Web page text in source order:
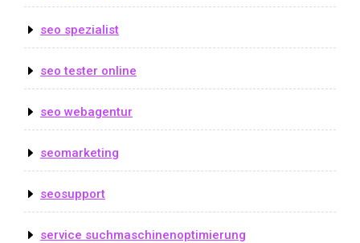
seo spezialist
seo tester online
seo webagentur
seomarketing
seosupport
service suchmaschinenoptimierung